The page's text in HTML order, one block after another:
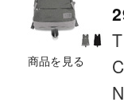
商品を見る